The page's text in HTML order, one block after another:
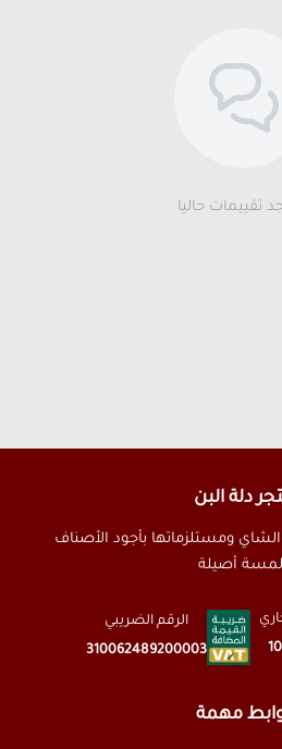
تقييمات حاليا
دلة البن
ومستلزماتها بأجود الأصناف
أصيلة
الرقم الضريبي
310062489200003
مهمة